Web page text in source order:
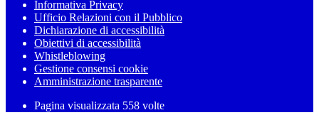
Informativa Privacy
Ufficio Relazioni con il Pubblico
Dichiarazione di accessibilità
Obiettivi di accessibilità
Whistleblowing
Gestione consensi cookie
Amministrazione trasparente
Pagina visualizzata 558 volte